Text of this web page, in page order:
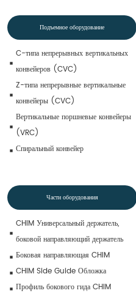
Подъемное оборудование
C-типа непрерывных вертикальных
конвейеров (CVC)
Z-типа непрерывные вертикальные
конвейеры (CVC)
Вертикальные поршневые конвейеры
(VRC)
Спиральный конвейер
Части оборудования
CHIM Универсальный держатель,
боковой направляющий держатель
Боковая направляющая CHIM
CHIM Side Guide Обложка
Профиль бокового гида CHIM